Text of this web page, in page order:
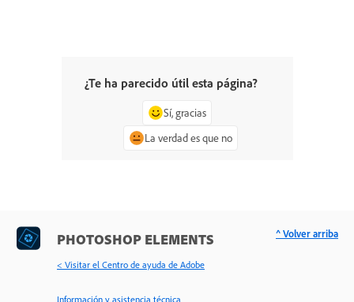
¿Te ha parecido útil esta página?
Sí, gracias
La verdad es que no
PHOTOSHOP ELEMENTS
< Visitar el Centro de ayuda de Adobe
Información y asistencia técnica
^ Volver arriba